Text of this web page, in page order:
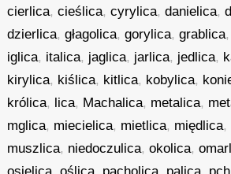
cierlica,cieślica,cyrylica,danielica,
dzierlica,głagolica,gorylica,grablica
iglica, italica, jaglica, jarlica, jedlica,
kirylica, kiślica, kitlica, kobylica,
królica, lica, Machalica, metalica,
mglica, miecielica, mietlica, międlica,
muszlica, niedoczulica,okolica,